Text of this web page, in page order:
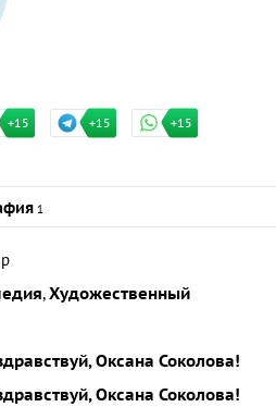
+15 +15 +15
1
,Художественный
Оксана Соколова!
Оксана Соколова!